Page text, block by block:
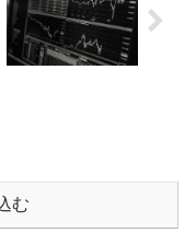
む